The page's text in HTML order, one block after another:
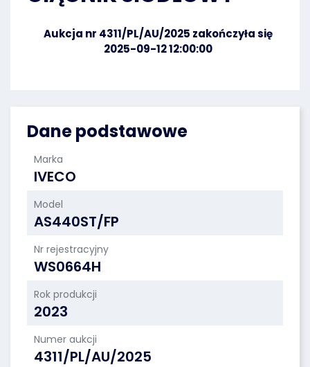
Dane podstawowe
Marka
IVECO
Model
AS440ST/FP
Nr rejestracyjny
WS0664H
Rok produkcji
2023
Numer aukcji
4311/PL/AU/2025
Aukcja nr 4311/PL/AU/2025 zakończyła się
2025-09-12 12:00:00